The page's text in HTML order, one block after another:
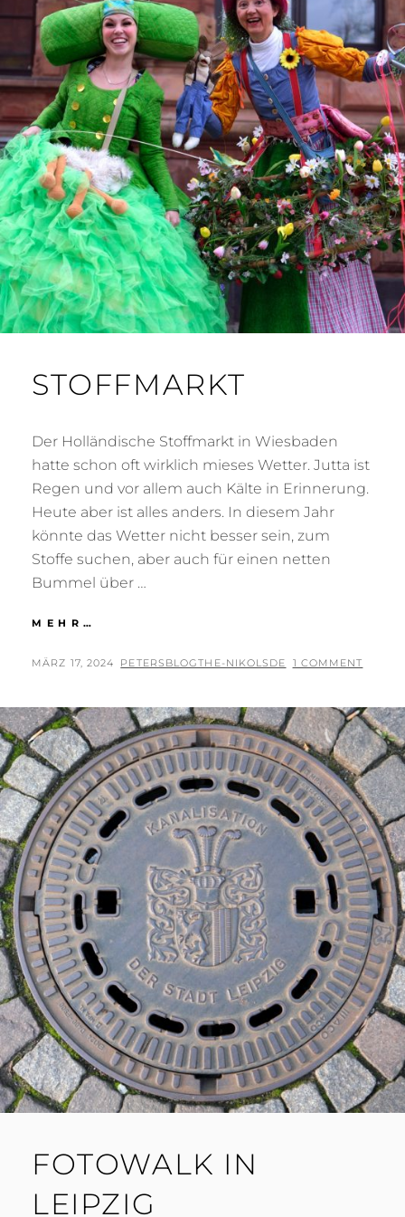
STOFFMARKT
Der Holländische Stoffmarkt in Wiesbaden
hatte schon oft wirklich mieses Wetter. Jutta ist
Regen und vor allem auch Kälte in Erinnerung.
Heute aber ist alles anders. In diesem Jahr
könnte das Wetter nicht besser sein, zum
Stoffe suchen, aber auch für einen netten
Bummel über …
MEHR…
POSTED
MÄRZ 17, 2024 BY
PETERSBLOGTHE-NIKOLSDE 1 COMMENT
FOTOWALK IN
LEIPZIG